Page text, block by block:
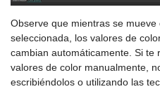
Observe que mientras se
seleccionada, los valores de
cambian automáticamente. Si te
valores de color manualmente,
escribiéndolos o utilizando las